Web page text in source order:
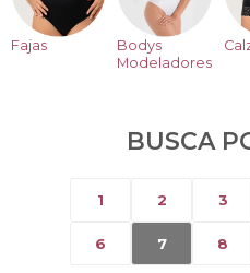
Fajas
Bodys
Modeladores
BUSCA
1 2 3
6 7 8